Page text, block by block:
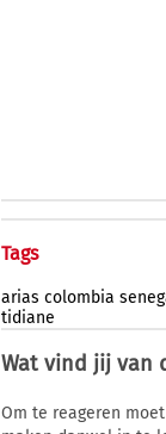
Tags
arias colombia
tidiane
Wat vind jij van
Om te reageren